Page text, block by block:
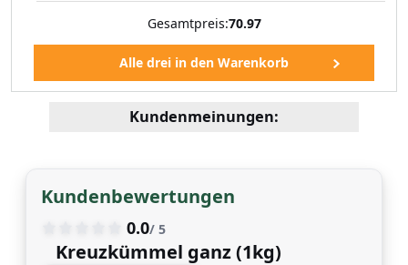
Gesamtpreis:70.97
Kundenmeinungen:
Kundenbewertungen
0.0/ 5
Kreuzkümmel ganz (1kg)